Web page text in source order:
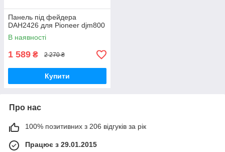
Панель під фейдера
DAH2426 для Pioneer djm800
В наявності
1 589 ₴ 2 270 ₴
Купити
Про нас
100% позитивних з 206 відгуків за рік
Працює з 29.01.2015